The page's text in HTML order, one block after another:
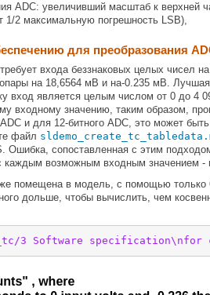
ADC: увеличивший масштаб к верхней
1/2 максимальную погрешность LSB),
для преобразования
входа беззнаковых целых чисел
на 18,6564 мВ и на-0.235 мВ.
вход является целым числом от 0 до 4
входному значению, таким образом,
и для 12-битного ADC, это может
файл
сопоставленная с этим
каждым возможным входным значением
помещена в модель, с помощью
дольше, чтобы вычислить, чем
3 Software specification\nfor